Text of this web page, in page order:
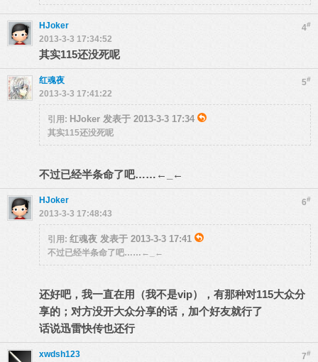
4#
HJoker
2013-3-3 17:34:52
其实115还没死呢
5#
红魂夜
2013-3-3 17:41:22
引用: HJoker 发表于 2013-3-3 17:34
其实115还没死呢
不过已经半条命了吧……←_←
6#
HJoker
2013-3-3 17:48:43
引用: 红魂夜 发表于 2013-3-3 17:41
不过已经半条命了吧……←_←
还好吧，我一直在用（我不是vip），有那种对115大众分
享的；对方没开大众分享的话，加个好友就行了
话说迅雷快传也还行
7#
xwdsh123